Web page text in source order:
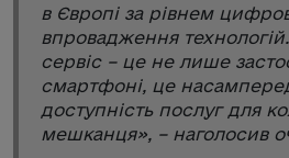
в Європі за рівнем
впровадження
сервіс – це не лише
смартфоні, це
доступність послуг для
мешканця», – наголосив